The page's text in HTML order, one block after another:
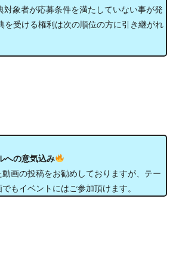
対象者が応募条件を満たしていない事が発
を受ける権利は次の順位の方に引き継がれ
への意気込み
画の投稿をお勧めしておりますが、テー
もイベントにはご参加頂けます。